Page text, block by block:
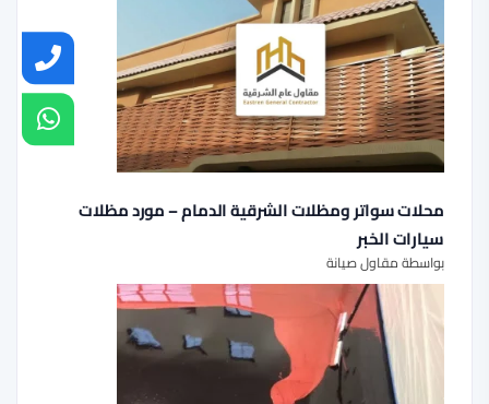
محلات سواتر ومظلات الشرقية الدمام – مورد مظلات
سيارات الخبر
بواسطة مقاول صيانة